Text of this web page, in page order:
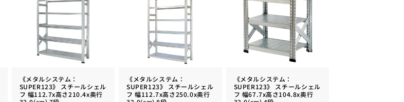
《メタルシステム：
SUPER123》 スチールシェル
フ 幅112.7x高さ210.4x奥行
《メタルシステム：
SUPER123》 スチールシェル
フ 幅112.7x高さ250.0x奥行
《メタルシステム：
SUPER123》 スチールシェル
フ 幅67.7x高さ104.8x奥行